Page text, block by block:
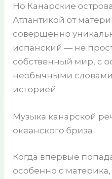
Но Канарские
Атлантикой от
совершенно
испанский — не
собственный мир, с
необычными словами
историей.
Музыка канарской
океанского бриза
Когда впервые
особенно с